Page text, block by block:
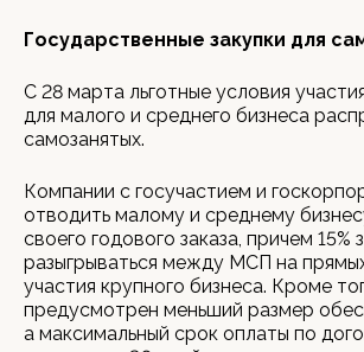
Государственные закупки для
С 28 марта льготные условия
для малого и среднего бизнеса
самозанятых.
Компании с госучастием и
отводить малому и среднему
своего годового заказа, причем
разыгрываться между МСП на
участия крупного бизнеса. Кроме
предусмотрен меньший размер
а максимальный срок оплаты по